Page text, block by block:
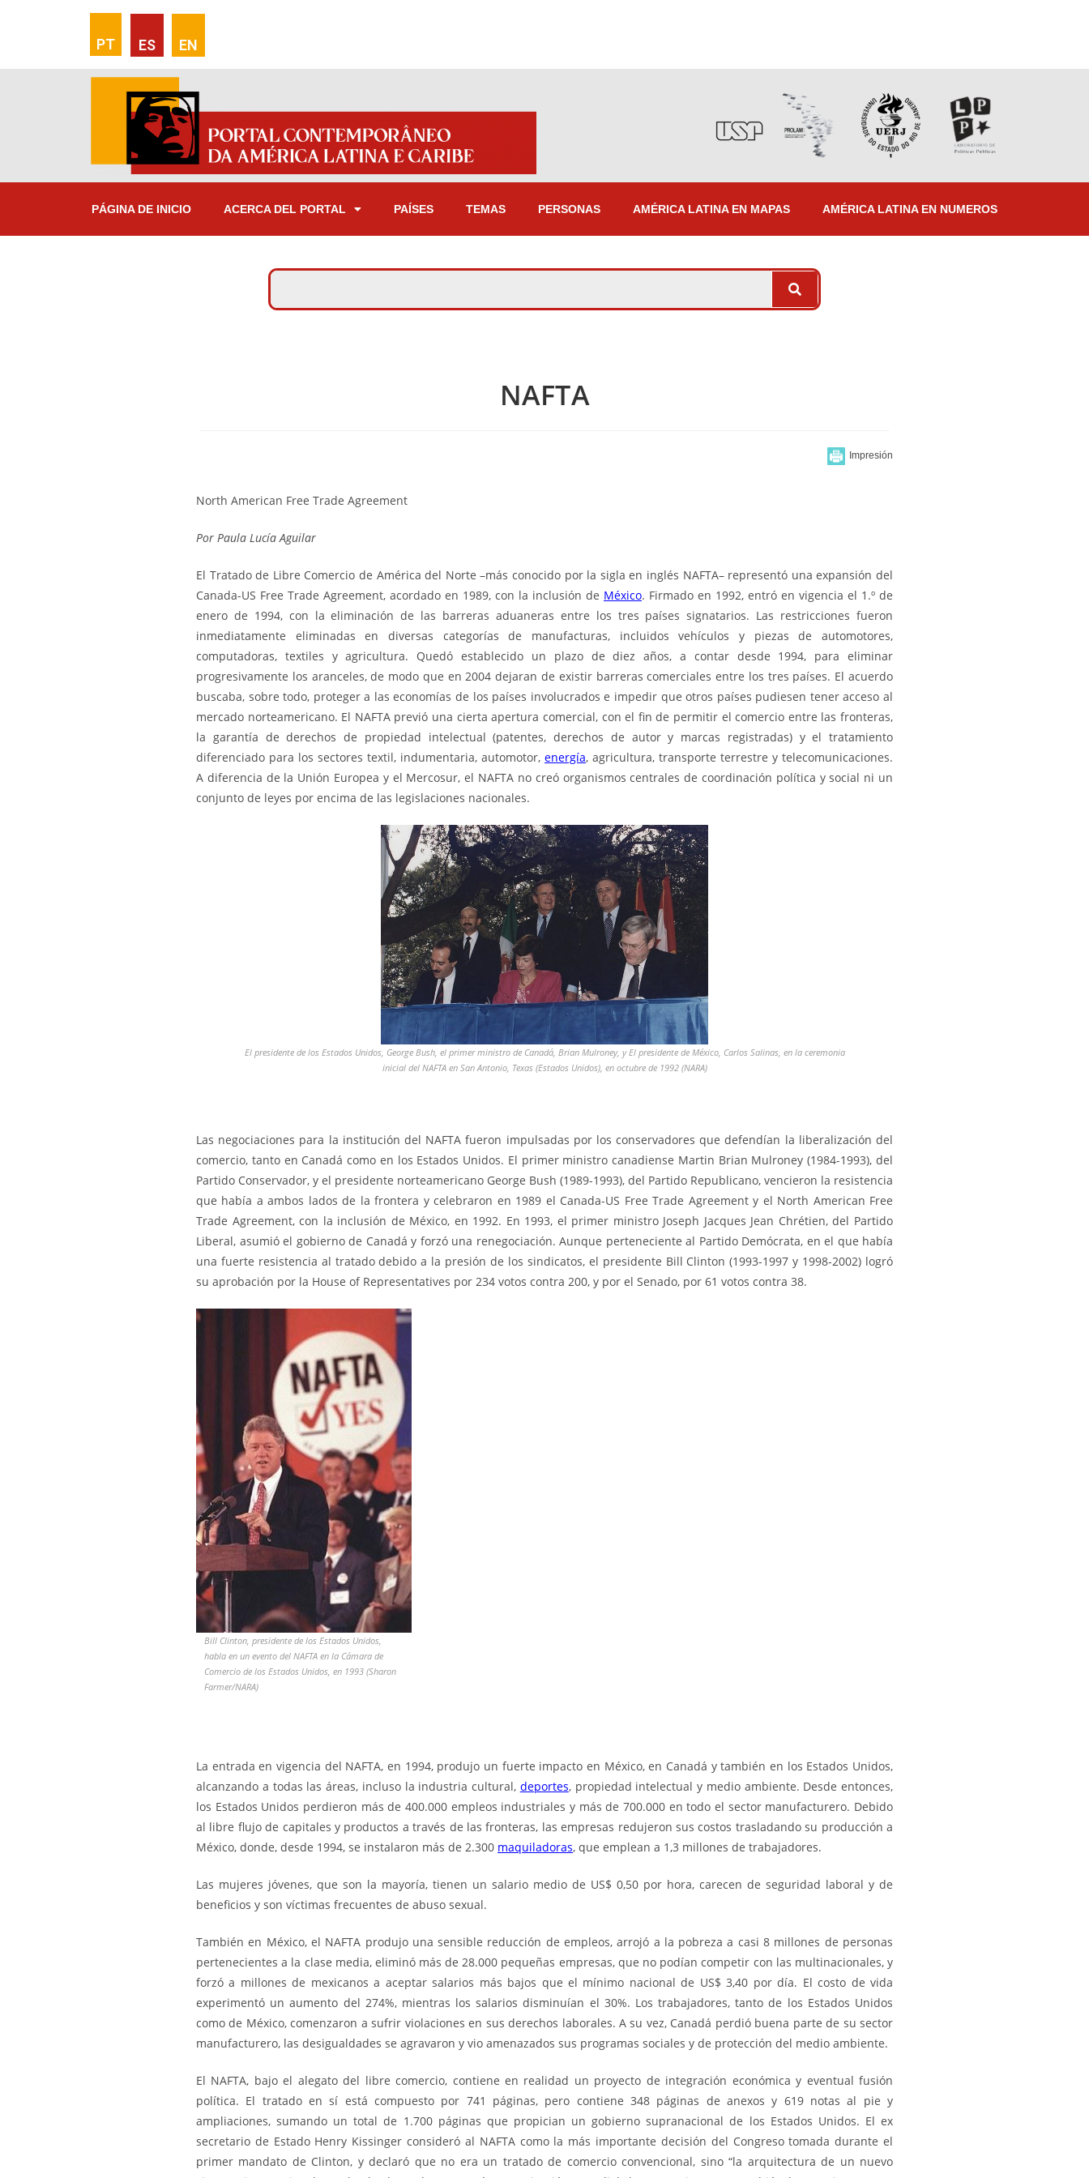
PT ES EN
PÁGINA DE INICIO ACERCA DEL PORTAL PAÍSES TEMAS PERSONAS AMÉRICA LATINA EN MAPAS AMÉRICA LATINA EN NUMEROS
NAFTA
North American Free Trade Agreement
Por Paula Lucía Aguilar
El Tratado de Libre Comercio de América del Norte –más conocido por la sigla en inglés NAFTA– representó una expansión del
Canada-US Free Trade Agreement, acordado en 1989, con la inclusión de México. Firmado en 1992, entró en vigencia el 1.º de
enero de 1994, con la eliminación de las barreras aduaneras entre los tres países signatarios. Las restricciones fueron
inmediatamente eliminadas en diversas categorías de manufacturas, incluidos vehículos y piezas de automotores,
computadoras, textiles y agricultura. Quedó establecido un plazo de diez años, a contar desde 1994, para eliminar
progresivamente los aranceles, de modo que en 2004 dejaran de existir barreras comerciales entre los tres países. El acuerdo
buscaba, sobre todo, proteger a las economías de los países involucrados e impedir que otros países pudiesen tener acceso al
mercado norteamericano. El NAFTA previó una cierta apertura comercial, con el fin de permitir el comercio entre las fronteras,
la garantía de derechos de propiedad intelectual (patentes, derechos de autor y marcas registradas) y el tratamiento
diferenciado para los sectores textil, indumentaria, automotor, energía, agricultura, transporte terrestre y telecomunicaciones.
A diferencia de la Unión Europea y el Mercosur, el NAFTA no creó organismos centrales de coordinación política y social ni un
conjunto de leyes por encima de las legislaciones nacionales.
El presidente de los Estados Unidos, George Bush, el primer ministro de Canadá, Brian Mulroney, y El presidente de México, Carlos Salinas, en la ceremonia
inicial del NAFTA en San Antonio, Texas (Estados Unidos), en octubre de 1992 (NARA)
Las negociaciones para la institución del NAFTA fueron impulsadas por los conservadores que defendían la liberalización del
comercio, tanto en Canadá como en los Estados Unidos. El primer ministro canadiense Martin Brian Mulroney (1984-1993), del
Partido Conservador, y el presidente norteamericano George Bush (1989-1993), del Partido Republicano, vencieron la resistencia
que había a ambos lados de la frontera y celebraron en 1989 el Canada-US Free Trade Agreement y el North American Free
Trade Agreement, con la inclusión de México, en 1992. En 1993, el primer ministro Joseph Jacques Jean Chrétien, del Partido
Liberal, asumió el gobierno de Canadá y forzó una renegociación. Aunque perteneciente al Partido Demócrata, en el que había
una fuerte resistencia al tratado debido a la presión de los sindicatos, el presidente Bill Clinton (1993-1997 y 1998-2002) logró
su aprobación por la House of Representatives por 234 votos contra 200, y por el Senado, por 61 votos contra 38.
Bill Clinton, presidente de los Estados Unidos,
habla en un evento del NAFTA en la Cámara de
Comercio de los Estados Unidos, en 1993 (Sharon
Farmer/NARA)
La entrada en vigencia del NAFTA, en 1994, produjo un fuerte impacto en México, en Canadá y también en los Estados Unidos,
alcanzando a todas las áreas, incluso la industria cultural, deportes, propiedad intelectual y medio ambiente. Desde entonces,
los Estados Unidos perdieron más de 400.000 empleos industriales y más de 700.000 en todo el sector manufacturero. Debido
al libre flujo de capitales y productos a través de las fronteras, las empresas redujeron sus costos trasladando su producción a
México, donde, desde 1994, se instalaron más de 2.300 maquiladoras, que emplean a 1,3 millones de trabajadores.
Las mujeres jóvenes, que son la mayoría, tienen un salario medio de US$ 0,50 por hora, carecen de seguridad laboral y de
beneficios y son víctimas frecuentes de abuso sexual.
También en México, el NAFTA produjo una sensible reducción de empleos, arrojó a la pobreza a casi 8 millones de personas
pertenecientes a la clase media, eliminó más de 28.000 pequeñas empresas, que no podían competir con las multinacionales, y
forzó a millones de mexicanos a aceptar salarios más bajos que el mínimo nacional de US$ 3,40 por día. El costo de vida
experimentó un aumento del 274%, mientras los salarios disminuían el 30%. Los trabajadores, tanto de los Estados Unidos
como de México, comenzaron a sufrir violaciones en sus derechos laborales. A su vez, Canadá perdió buena parte de su sector
manufacturero, las desigualdades se agravaron y vio amenazados sus programas sociales y de protección del medio ambiente.
El NAFTA, bajo el alegato del libre comercio, contiene en realidad un proyecto de integración económica y eventual fusión
política. El tratado en sí está compuesto por 741 páginas, pero contiene 348 páginas de anexos y 619 notas al pie y
ampliaciones, sumando un total de 1.700 páginas que propician un gobierno supranacional de los Estados Unidos. El ex
secretario de Estado Henry Kissinger consideró al NAFTA como la más importante decisión del Congreso tomada durante el
primer mandato de Clinton, y declaró que no era un tratado de comercio convencional, sino “la arquitectura de un nuevo